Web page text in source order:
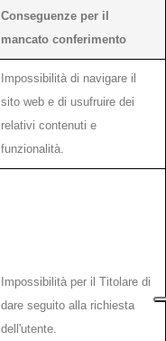
Conseguenze per il
mancato conferimento
Impossibilità di navigare il
sito web e di usufruire dei
relativi contenuti e
funzionalità.
Impossibilità per il Titolare di
dare seguito alla richiesta
dell'utente.